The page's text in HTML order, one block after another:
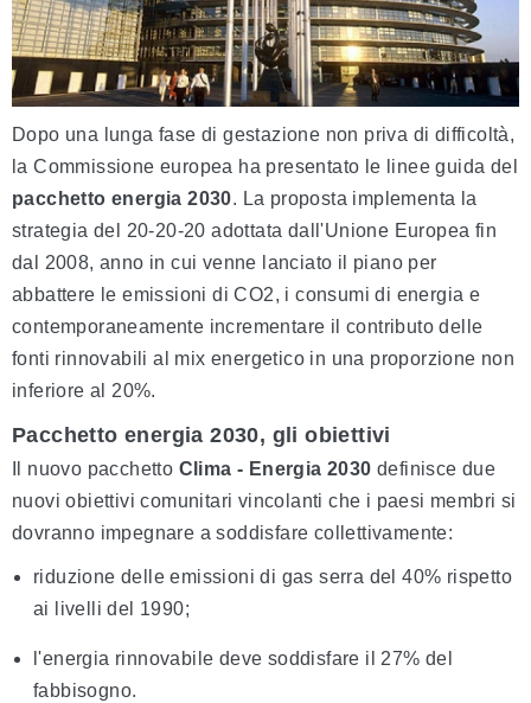
Dopo una lunga fase di gestazione non priva di difficoltà,
la Commissione europea ha presentato le linee guida del
pacchetto energia 2030. La proposta implementa la
strategia del 20-20-20 adottata dall'Unione Europea fin
dal 2008, anno in cui venne lanciato il piano per
abbattere le emissioni di CO2, i consumi di energia e
contemporaneamente incrementare il contributo delle
fonti rinnovabili al mix energetico in una proporzione non
inferiore al 20%.
Pacchetto energia 2030, gli obiettivi
Il nuovo pacchetto Clima - Energia 2030 definisce due
nuovi obiettivi comunitari vincolanti che i paesi membri si
dovranno impegnare a soddisfare collettivamente:
riduzione delle emissioni di gas serra del 40% rispetto
ai livelli del 1990;
l'energia rinnovabile deve soddisfare il 27% del
fabbisogno.